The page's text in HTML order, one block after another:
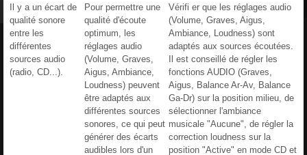
Il y a un écart de
qualité sonore
entre les
différentes
sources audio
(radio, CD...).
Pour permettre une
qualité d'écoute
optimum, les
réglages audio
(Volume, Graves,
Aigus, Ambiance,
Loudness) peuvent
être adaptés aux
différentes sources
sonores, ce qui peut
générer des écarts
audibles lors d'un
Vérifi er que les réglages audio
(Volume, Graves, Aigus,
Ambiance, Loudness) sont
adaptés aux sources écoutées.
Il est conseillé de régler les
fonctions AUDIO (Graves,
Aigus, Balance Ar-Av, Balance
Ga-Dr) sur la position milieu, de
sélectionner l'ambiance
musicale "Aucune", de régler la
correction loudness sur la
position "Active" en mode CD et